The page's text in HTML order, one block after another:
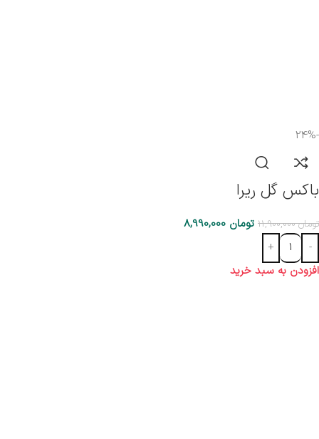
-24%
باکس گل ریرا
تومان11,900,000 تومان
افزودن به سبد خرید